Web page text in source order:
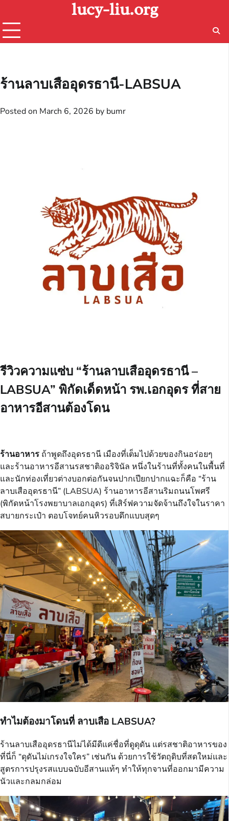
content
lucy-liu.org
ร้านลาบเสืออุดรธานี-LABSUA
Posted on March 6, 2026 by bumr
รีวิวความแซ่บ “ร้านลาบเสืออุดรธานี –
LABSUA” พิกัดเด็ดหน้า รพ.เอกอุดร ที่สาย
อาหารอีสานต้องโดน
ร้านอาหาร ถ้าพูดถึงอุดรธานี เมืองที่เต็มไปด้วยของกินอร่อยๆ
และร้านอาหารอีสานรสชาติออริจินัล หนึ่งในร้านที่ทั้งคนในพื้นที่
และนักท่องเที่ยวต่างบอกต่อกันจนปากเปียกปากแฉะก็คือ “ร้าน
ลาบเสืออุดรธานี” (LABSUA) ร้านอาหารอีสานริมถนนโพศรี
(พิกัดหน้าโรงพยาบาลเอกอุดร) ที่เสิร์ฟความจัดจ้านถึงใจในราคา
สบายกระเป๋า ตอบโจทย์คนหิวรอบดึกแบบสุดๆ
ทำไมต้องมาโดนที่ ลาบเสือ LABSUA?
ร้านลาบเสืออุดรธานีไม่ได้มีดีแค่ชื่อที่ดูดุดัน แต่รสชาติอาหารของ
ที่นี่ก็ “ดุดันไม่เกรงใจใคร” เช่นกัน ด้วยการใช้วัตถุดิบที่สดใหม่และ
สูตรการปรุงรสแบบฉบับอีสานแท้ๆ ทำให้ทุกจานที่ออกมามีความ
นัวและกลมกล่อม